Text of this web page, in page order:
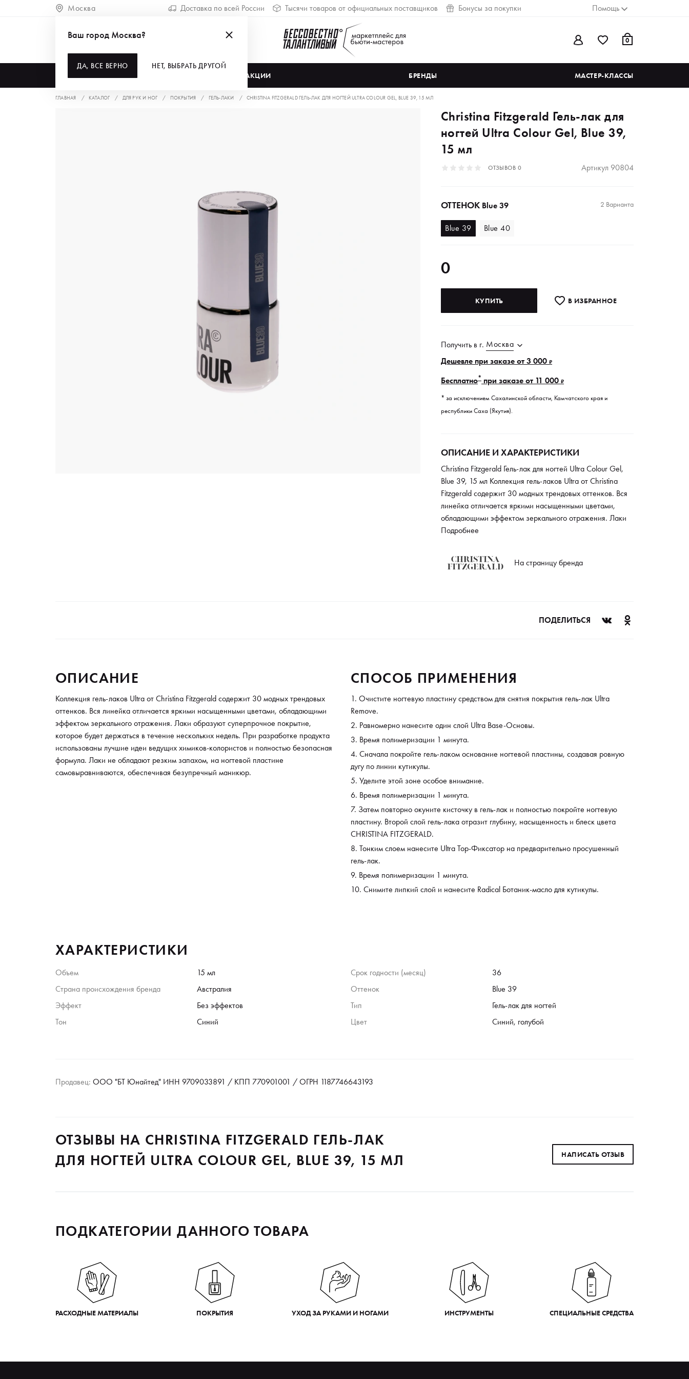
Москва Доставка по всей России Тысячи товаров от официальных поставщиков Бонусы за покупки Помощь
0
АКЦИИ БРЕНДЫ МАСТЕР-КЛАССЫ
Ваш город Москва?
ДА, ВСЕ ВЕРНО НЕТ, ВЫБРАТЬ ДРУГОЙ
ГЛАВНАЯ КАТАЛОГ ДЛЯ РУК И НОГ ПОКРЫТИЯ ГЕЛЬ-ЛАКИ CHRISTINA FITZGERALD ГЕЛЬ-ЛАК ДЛЯ НОГТЕЙ ULTRA COLOUR GEL, BLUE 39, 15 МЛ
Christina Fitzgerald Гель-лак для
ногтей Ultra Colour Gel, Blue 39,
15 мл
ОТЗЫВОВ 0 Артикул 90804
ОТТЕНОК Blue 39 2 Варианта
Blue 39 Blue 40
0
КУПИТЬ В ИЗБРАННОE
Получить в г. Москва
Дешевле при заказе от 3 000₽
Бесплатно* при заказе от 11 000₽
* за исключением Сахалинской области, Камчатского края и
республики Саха (Якутия).
ОПИСАНИЕ И ХАРАКТЕРИСТИКИ
Christina Fitzgerald Гель-лак для ногтей Ultra Colour Gel,
Blue 39, 15 мл Коллекция гель-лаков Ultra от Сhristina
Fitzgerald содержит 30 модных трендовых оттенков. Вся
линейка отличается яркими насыщенными цветами,
обладающими эффектом зеркального отражения. Лаки
образуют суперпрочное покрытие, которое будет
продукта использованы лучшие идеи ведущих химиков-
колористов и полностью безопасная формула. Лаки не
Подробнее
На страницу бренда
ПОДЕЛИТЬСЯ
ОПИСАНИЕ
Коллекция гель-лаков Ultra от Сhristina Fitzgerald содержит 30 модных трендовых
оттенков. Вся линейка отличается яркими насыщенными цветами, обладающими
эффектом зеркального отражения. Лаки образуют суперпрочное покрытие,
которое будет держаться в течение нескольких недель. При разработке продукта
использованы лучшие идеи ведущих химиков-колористов и полностью безопасная
формула. Лаки не обладают резким запахом, на ногтевой пластине
самовыравниваются, обеспечивая безупречный маникюр.
СПОСОБ ПРИМЕНЕНИЯ
Очистите ногтевую пластину средством для снятия покрытия гель-лак Ultra
Remove.
Равномерно нанесите один слой Ultra Base-Основы.
Время полимеризации 1 минута.
Сначала покройте гель-лаком основание ногтевой пластины, создавая ровную
дугу по линии кутикулы.
Уделите этой зоне особое внимание.
Время полимеризации 1 минута.
Затем повторно окуните кисточку в гель-лак и полностью покройте ногтевую
пластину. Второй слой гель-лака отразит глубину, насыщенность и блеск цвета
CHRISTINA FITZGERALD.
Тонким слоем нанесите Ultra Top-Фиксатор на предварительно просушенный
гель-лак.
Время полимеризации 1 минута.
Снимите липкий слой и нанесите Radical Ботаник-масло для кутикулы.
ХАРАКТЕРИСТИКИ
Объем 15 мл Срок годности (месяц)
36
Страна происхождения бренда
Австралия Оттенок
Blue 39
Эффект
Без эффектов Тип
Гель-лак для ногтей
Тон
Синий Цвет Синий, голубой
Продавец: ООО "БТ Юнайтед" ИНН 9709033891 / КПП 770901001 / ОГРН 1187746643193
ОТЗЫВЫ НА CHRISTINA FITZGERALD ГЕЛЬ-ЛАК
ДЛЯ НОГТЕЙ ULTRA COLOUR GEL, BLUE 39, 15 МЛ
НАПИСАТЬ ОТЗЫВ
ПОДКАТЕГОРИИ ДАННОГО ТОВАРА
РАСХОДНЫЕ МАТЕРИАЛЫ ПОКРЫТИЯ УХОД ЗА РУКАМИ И НОГАМИ ИНСТРУМЕНТЫ СПЕЦИАЛЬНЫЕ СРЕДСТВА